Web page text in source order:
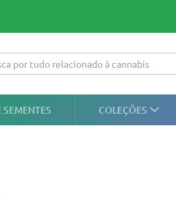
COLEÇÕES